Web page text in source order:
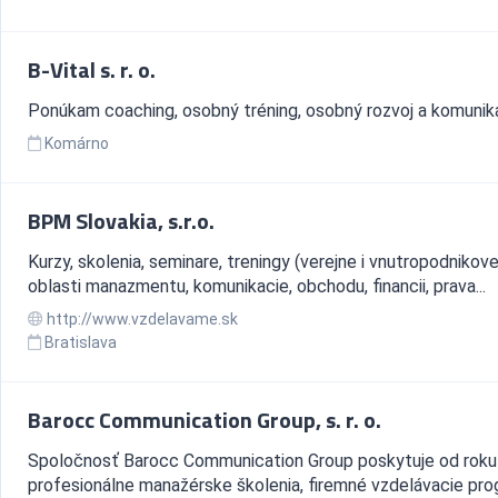
B-Vital s. r. o.
Ponúkam coaching, osobný tréning, osobný rozvoj a
Komárno
BPM Slovakia, s.r.o.
Kurzy, skolenia, seminare, treningy (verejne i
oblasti manazmentu, komunikacie, obchodu, financii, prava...
http://www.vzdelavame.sk
Bratislava
Barocc Communication Group, s. r. o.
Spoločnosť Barocc Communication Group poskytuje od
profesionálne manažérske školenia, firemné vzdelávacie